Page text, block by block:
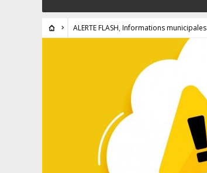
ALERTE FLASH, Informations municipales